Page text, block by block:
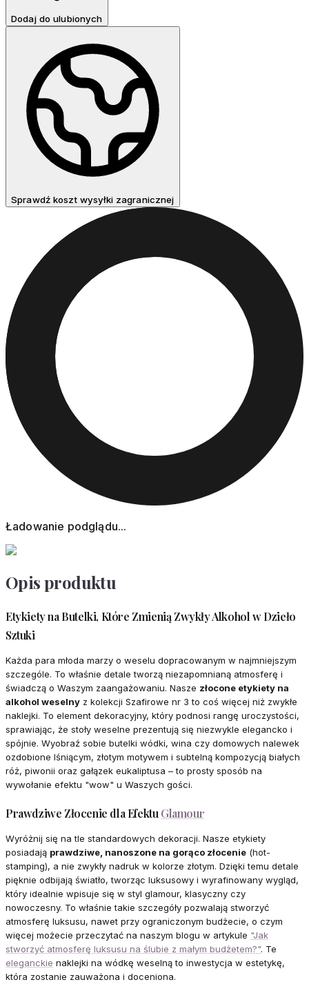
Dodaj do ulubionych
Sprawdź koszt wysyłki zagranicznej
Ładowanie podglądu...
Opis produktu
Etykiety na Butelki, Które Zmienią Zwykły Alkohol w Dzieło
Sztuki
Każda para młoda marzy o weselu dopracowanym w najmniejszym
szczególe. To właśnie detale tworzą niezapomnianą atmosferę i
świadczą o Waszym zaangażowaniu. Nasze złocone etykiety na
alkohol weselny z kolekcji Szafirowe nr 3 to coś więcej niż zwykłe
naklejki. To element dekoracyjny, który podnosi rangę uroczystości,
sprawiając, że stoły weselne prezentują się niezwykle elegancko i
spójnie. Wyobraź sobie butelki wódki, wina czy domowych nalewek
ozdobione lśniącym, złotym motywem i subtelną kompozycją białych
róż, piwonii oraz gałązek eukaliptusa – to prosty sposób na
wywołanie efektu "wow" u Waszych gości.
Prawdziwe Złocenie dla EfektuGlamour
Wyróżnij się na tle standardowych dekoracji. Nasze etykiety
posiadają prawdziwe, nanoszone na gorąco złocenie (hot-
stamping), a nie zwykły nadruk w kolorze złotym. Dzięki temu detale
pięknie odbijają światło, tworząc luksusowy i wyrafinowany wygląd,
który idealnie wpisuje się w styl glamour, klasyczny czy
nowoczesny. To właśnie takie szczegóły pozwalają stworzyć
atmosferę luksusu, nawet przy ograniczonym budżecie, o czym
więcej możecie przeczytać na naszym blogu w artykule "Jak
stworzyć atmosferę luksusu na ślubie z małym budżetem?". Te
eleganckie naklejki na wódkę weselną to inwestycja w estetykę,
która zostanie zauważona i doceniona.